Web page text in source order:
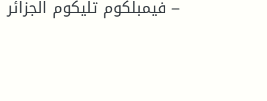
فيمبلكوم تليكوم الجزائر –